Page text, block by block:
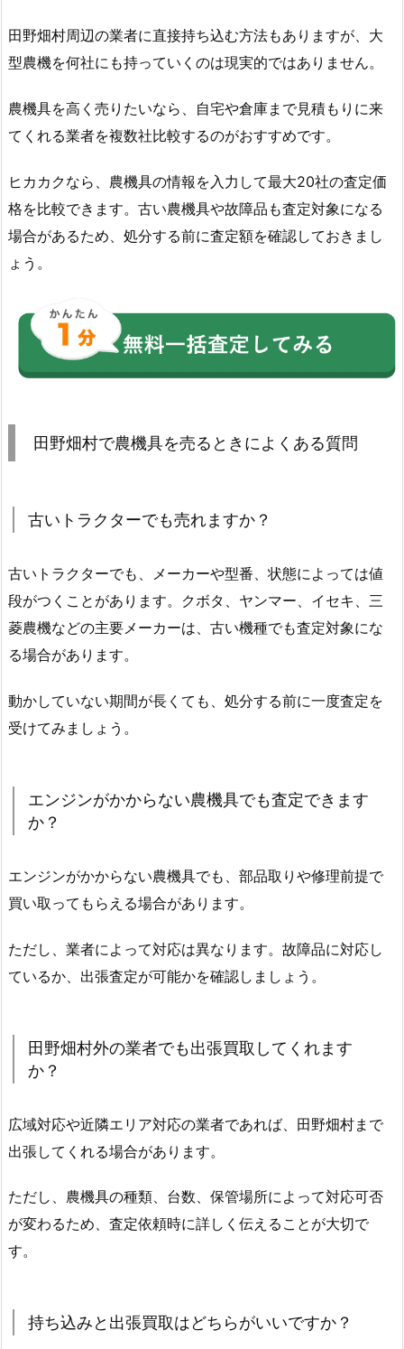
田野畑村周辺の業者に直接持ち込む方法もありますが、大
型農機を何社にも持っていくのは現実的ではありません。
農機具を高く売りたいなら、自宅や倉庫まで見積もりに来
てくれる業者を複数社比較するのがおすすめです。
ヒカカクなら、農機具の情報を入力して最大20社の査定価
格を比較できます。古い農機具や故障品も査定対象になる
場合があるため、処分する前に査定額を確認しておきまし
ょう。
田野畑村で農機具を売るときによくある質問
古いトラクターでも売れますか？
古いトラクターでも、メーカーや型番、状態によっては値
段がつくことがあります。クボタ、ヤンマー、イセキ、三
菱農機などの主要メーカーは、古い機種でも査定対象にな
る場合があります。
動かしていない期間が長くても、処分する前に一度査定を
受けてみましょう。
エンジンがかからない農機具でも査定できます
か？
エンジンがかからない農機具でも、部品取りや修理前提で
買い取ってもらえる場合があります。
ただし、業者によって対応は異なります。故障品に対応し
ているか、出張査定が可能かを確認しましょう。
田野畑村外の業者でも出張買取してくれます
か？
広域対応や近隣エリア対応の業者であれば、田野畑村まで
出張してくれる場合があります。
ただし、農機具の種類、台数、保管場所によって対応可否
が変わるため、査定依頼時に詳しく伝えることが大切で
す。
持ち込みと出張買取はどちらがいいですか？